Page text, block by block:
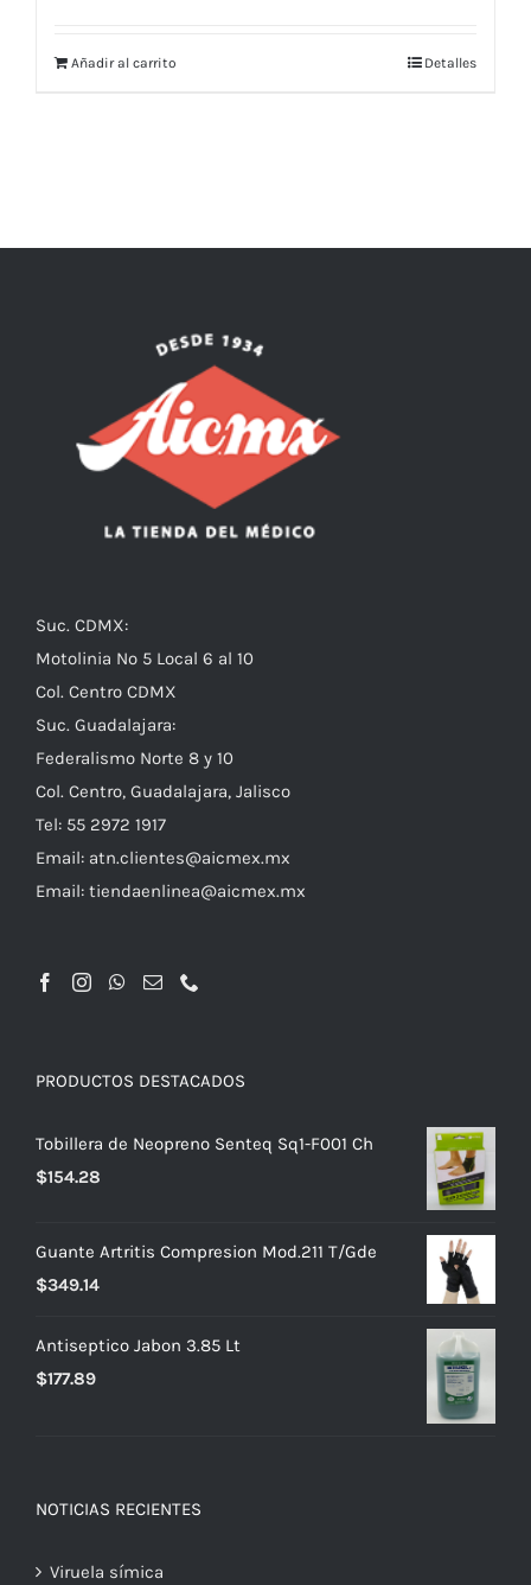
Añadir al carrito Detalles
Suc. CDMX:
Motolinia No 5 Local 6 al 10
Col. Centro CDMX
Suc. Guadalajara:
Federalismo Norte 8 y 10
Col. Centro, Guadalajara, Jalisco
Tel: 55 2972 1917
Email: atn.clientes@aicmex.mx
Email: tiendaenlinea@aicmex.mx
PRODUCTOS DESTACADOS
Tobillera de Neopreno Senteq Sq1-F001 Ch
$154.28
Guante Artritis Compresion Mod.211 T/Gde
$349.14
Antiseptico Jabon 3.85 Lt
$177.89
NOTICIAS RECIENTES
Viruela símica